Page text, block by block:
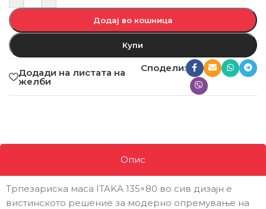
Додај во кошница
Купи
Додади на листата на
желби
Сподели:
Опис
Трпезариска маса ITAKA 135×80 во сив дизајн е
вистинското решение за модерно опремување на